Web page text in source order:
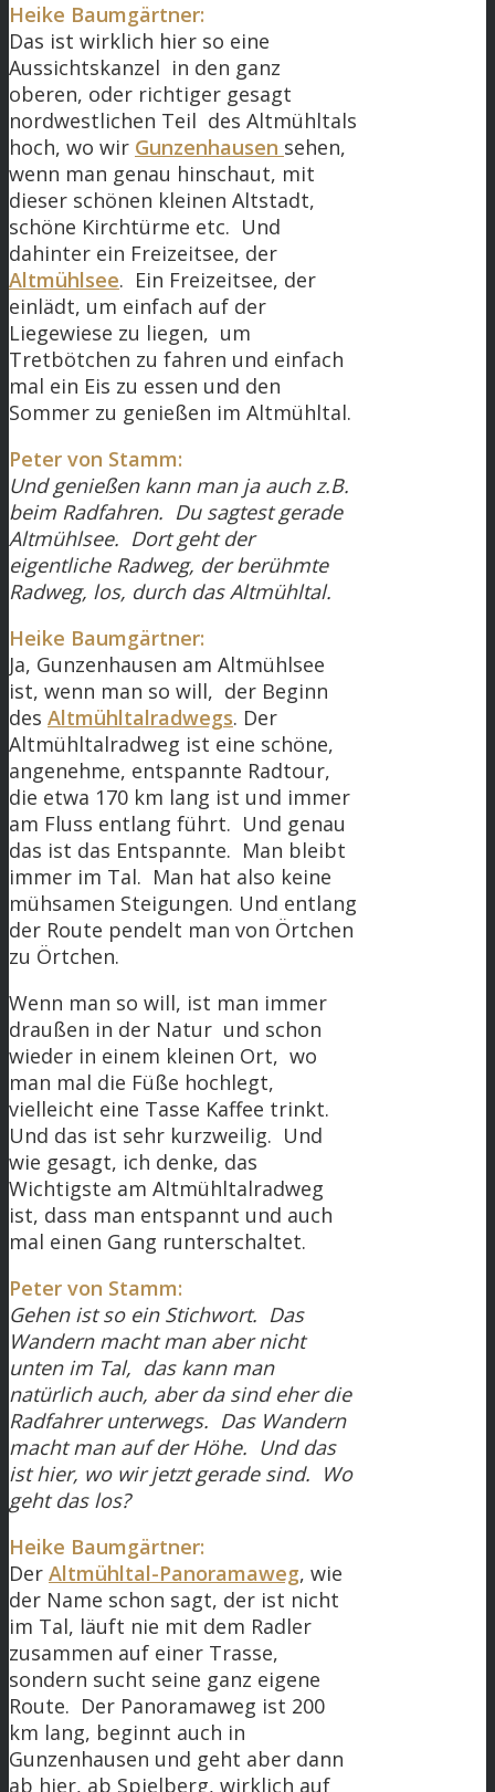
Heike Baumgärtner:
Das ist wirklich hier so eine
Aussichtskanzel in den ganz
oberen, oder richtiger gesagt
nordwestlichen Teil des Altmühltals
hoch, wo wir Gunzenhausen sehen,
wenn man genau hinschaut, mit
dieser schönen kleinen Altstadt,
schöne Kirchtürme etc. Und
dahinter ein Freizeitsee, der
Altmühlsee. Ein Freizeitsee, der
einlädt, um einfach auf der
Liegewiese zu liegen, um
Tretbötchen zu fahren und einfach
mal ein Eis zu essen und den
Sommer zu genießen im Altmühltal.
Peter von Stamm:
Und genießen kann man ja auch z.B.
beim Radfahren. Du sagtest gerade
Altmühlsee. Dort geht der
eigentliche Radweg, der berühmte
Radweg, los, durch das Altmühltal.
Heike Baumgärtner:
Ja, Gunzenhausen am Altmühlsee
ist, wenn man so will, der Beginn
des Altmühltalradwegs. Der
Altmühltalradweg ist eine schöne,
angenehme, entspannte Radtour,
die etwa 170 km lang ist und immer
am Fluss entlang führt. Und genau
das ist das Entspannte. Man bleibt
immer im Tal. Man hat also keine
mühsamen Steigungen. Und entlang
der Route pendelt man von Örtchen
zu Örtchen.
Wenn man so will, ist man immer
draußen in der Natur und schon
wieder in einem kleinen Ort, wo
man mal die Füße hochlegt,
vielleicht eine Tasse Kaffee trinkt.
Und das ist sehr kurzweilig. Und
wie gesagt, ich denke, das
Wichtigste am Altmühltalradweg
ist, dass man entspannt und auch
mal einen Gang runterschaltet.
Peter von Stamm:
Gehen ist so ein Stichwort. Das
Wandern macht man aber nicht
unten im Tal, das kann man
natürlich auch, aber da sind eher die
Radfahrer unterwegs. Das Wandern
macht man auf der Höhe. Und das
ist hier, wo wir jetzt gerade sind. Wo
geht das los?
Heike Baumgärtner:
Der Altmühltal-Panoramaweg, wie
der Name schon sagt, der ist nicht
im Tal, läuft nie mit dem Radler
zusammen auf einer Trasse,
sondern sucht seine ganz eigene
Route. Der Panoramaweg ist 200
km lang, beginnt auch in
Gunzenhausen und geht aber dann
ab hier, ab Spielberg, wirklich auf